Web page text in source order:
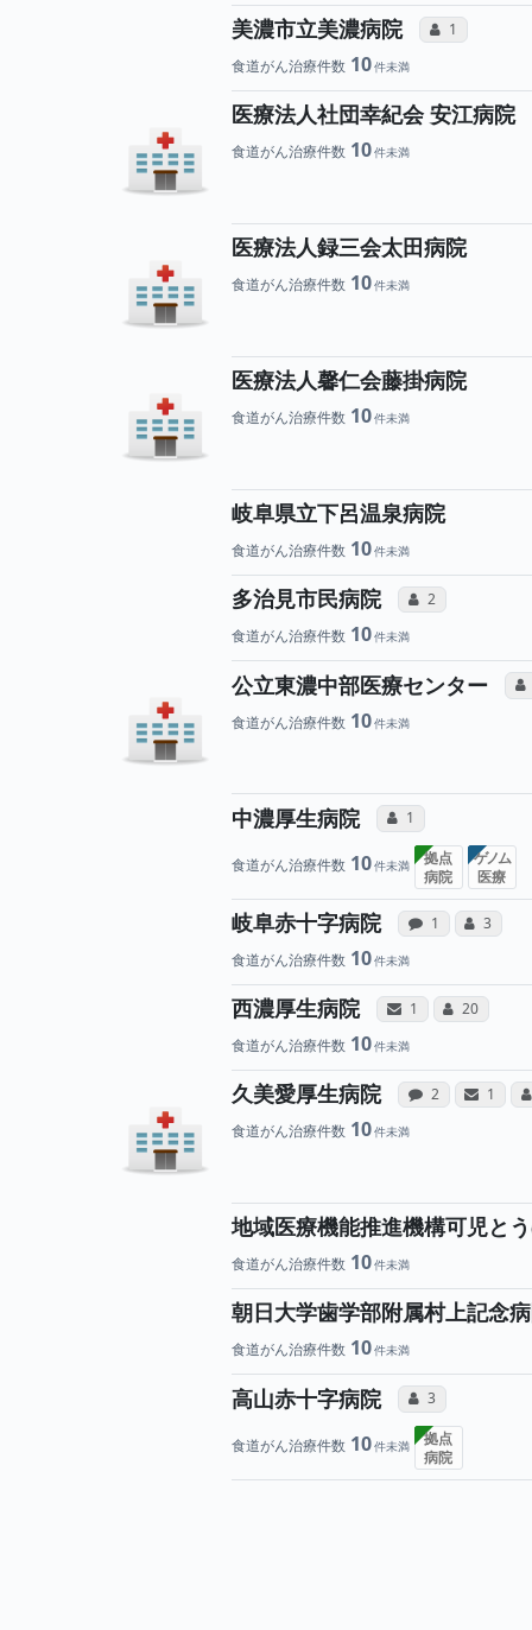
美濃市立美濃病院 コミュニケー
1 所属医
食道がん治療件数 10
医療法人社団幸紀会 安江病院
食道がん治療件数 10
医療法人録三会太田病院
食道がん治療件数 10
医療法人馨仁会藤掛病院
食道がん治療件数 10
岐阜県立下呂温泉病院
食道がん治療件数 10
多治見市民病院 コミュニケーシ
2 所属医師
食道がん治療件数 10
公立東濃中部医療センター
食道がん治療件数 10
中濃厚生病院 コミュニケーション
1 所属医師へ
食道がん治療件数 10
拠点
病院
ゲノム
医療
岐阜赤十字病院 感想投稿（合算）
1 病院への
コミュ
3 所
食道がん治療件数 10
西濃厚生病院 サンキューレター（
1 病院と、所
コミュニケ
20 所属
食道がん治療件数 10
久美愛厚生病院 感想投稿（合算）
2 病院への
サンキ
1 病
食道がん治療件数 10
地域医療機能推進機構可児と
食道がん治療件数 10
朝日大学歯学部附属村上記念
食道がん治療件数 10
高山赤十字病院 コミュニケーシ
3 所属医師
食道がん治療件数 10
拠点
病院